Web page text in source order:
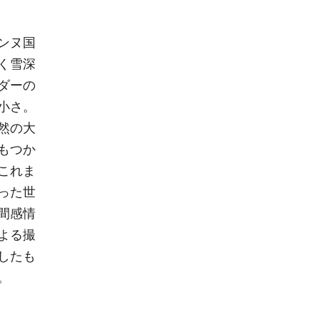
ヌ国
雪深
ーの
。
の大
つか
れま
た世
感情
る撮
たも